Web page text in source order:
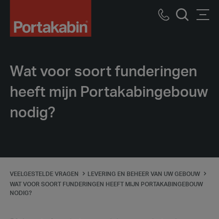
Call
Wat voor soort funderingen
heeft mijn Portakabingebouw
nodig?
VEELGESTELDE VRAGEN
LEVERING EN BEHEER VAN UW GEBOUW
WAT VOOR SOORT FUNDERINGEN HEEFT MIJN PORTAKABINGEBOUW
NODIG?